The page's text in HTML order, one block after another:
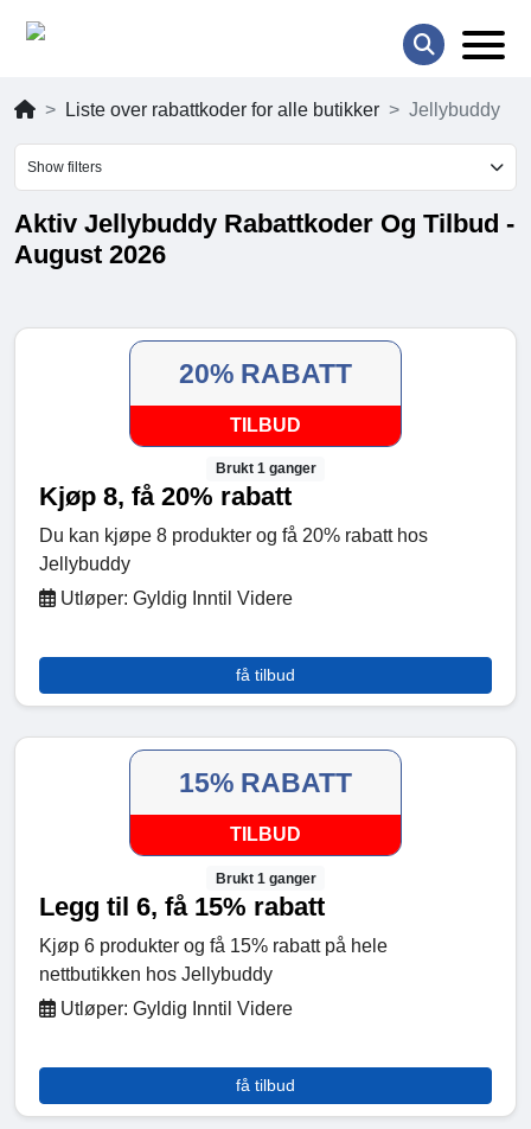
Liste over rabattkoder for alle butikker Jellybuddy
Show filters
Aktiv Jellybuddy Rabattkoder Og Tilbud -
August 2026
20% RABATT
TILBUD
Brukt 1 ganger
Kjøp 8, få 20% rabatt
Du kan kjøpe 8 produkter og få 20% rabatt hos
Jellybuddy
Utløper: Gyldig Inntil Videre
få tilbud
15% RABATT
TILBUD
Brukt 1 ganger
Legg til 6, få 15% rabatt
Kjøp 6 produkter og få 15% rabatt på hele
nettbutikken hos Jellybuddy
Utløper: Gyldig Inntil Videre
få tilbud